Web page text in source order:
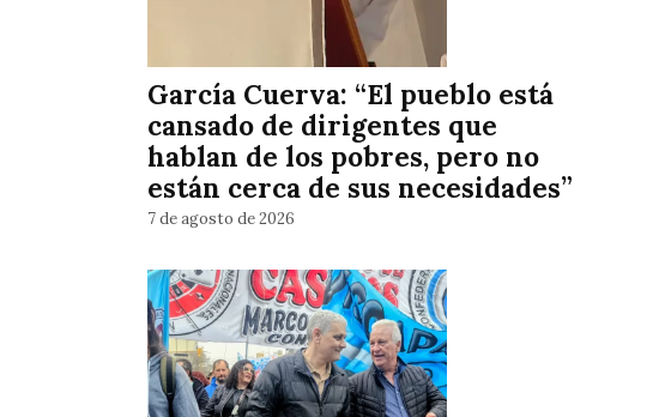
García Cuerva: “El pueblo está
cansado de dirigentes que
hablan de los pobres, pero no
están cerca de sus necesidades”
7 de agosto de 2026